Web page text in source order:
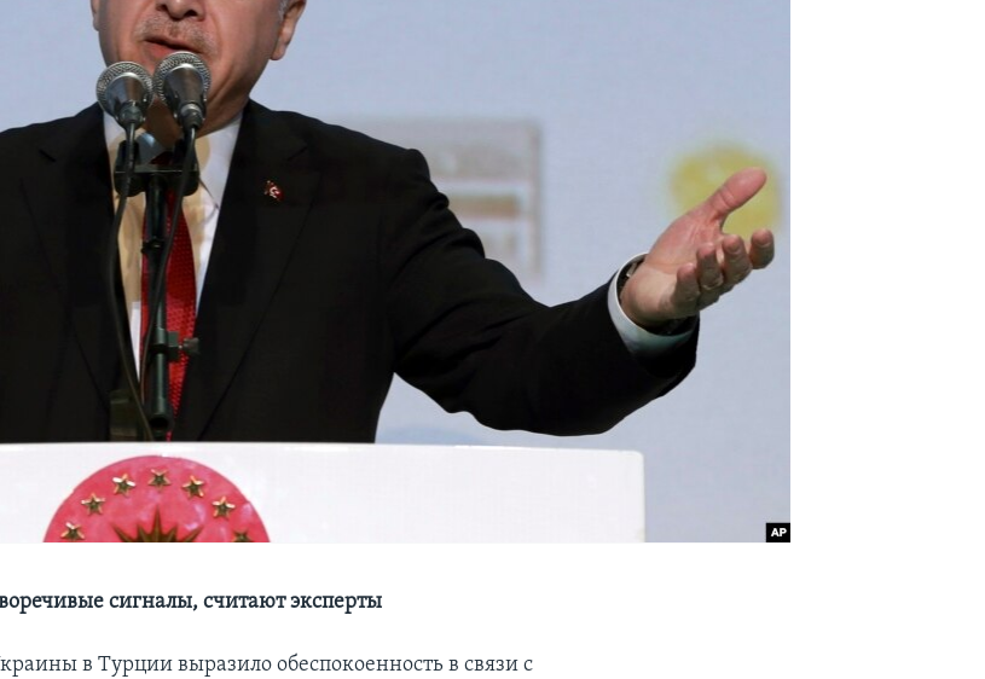
сигналы, считают эксперты
в Турции выразило обеспокоенность в связи с